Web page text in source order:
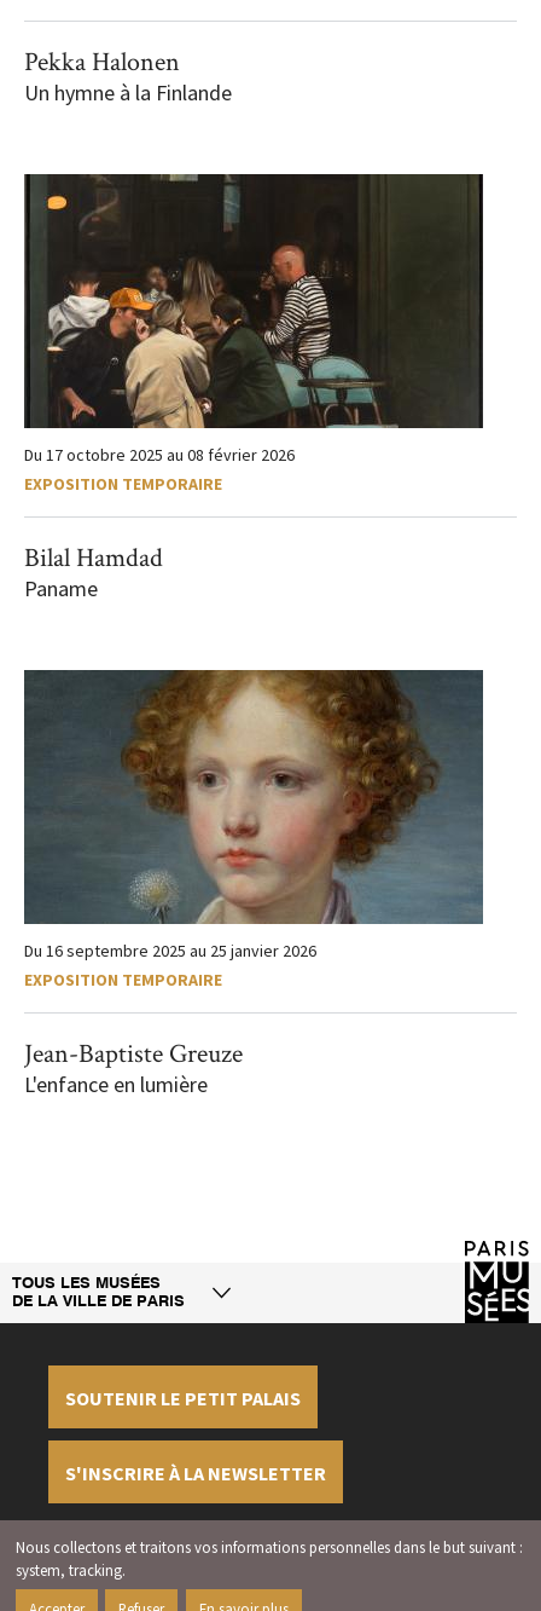
Nous collectons et traitons vos informations personnelles dans le but suivant :
system, tracking.
Pekka Halonen
Un hymne à la Finlande
Du 17 octobre 2025 au 08 février 2026
EXPOSITION TEMPORAIRE
Bilal Hamdad
Paname
Du 16 septembre 2025 au 25 janvier 2026
EXPOSITION TEMPORAIRE
Jean-Baptiste Greuze
L'enfance en lumière
TOUS LES MUSÉES
DE LA VILLE DE PARIS
SOUTENIR LE PETIT PALAIS
S'INSCRIRE À LA NEWSLETTER
Mentions légales Crédits Gérer les cookies
2026 | Paris Musées | Petit Palais